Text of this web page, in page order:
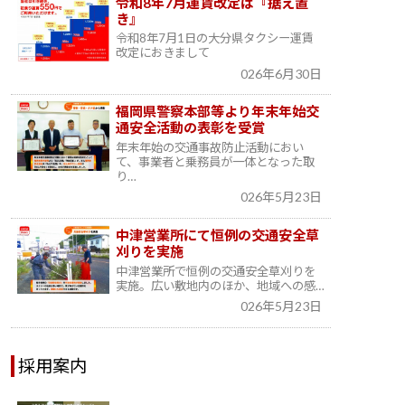
き』
令和8年7月1日の大分県タクシー運賃
改定におきまして
026年6月30日
福岡県警察本部等より年末年始交
通安全活動の表彰を受賞
年末年始の交通事故防止活動におい
て、事業者と乗務員が一体となった取
り…
026年5月23日
中津営業所にて恒例の交通安全草
刈りを実施
中津営業所で恒例の交通安全草刈りを
実施。広い敷地内のほか、地域への感…
026年5月23日
採用案内